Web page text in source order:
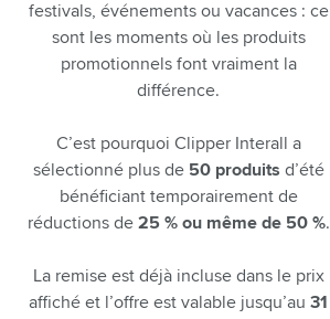
festivals, événements ou vacances : ce
sont les moments où les produits
promotionnels font vraiment la
différence.
C’est pourquoi Clipper Interall a
sélectionné plus de 50 produits d’été
bénéficiant temporairement de
réductions de 25 % ou même de 50 %.
La remise est déjà incluse dans le prix
affiché et l’offre est valable jusqu’au 31